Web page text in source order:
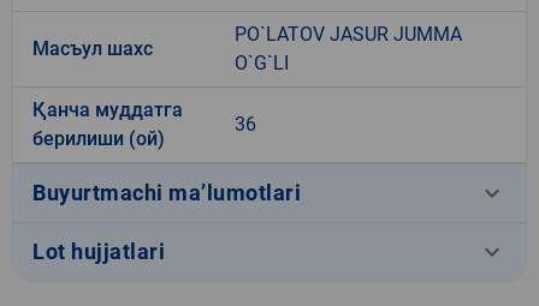
Масъул шахс
PO`LATOV JASUR JUMMA
O`G`LI
Қанча муддатга
берилиши (ой)
36
Buyurtmachi ma’lumotlari keyboard_arrow_down
Lot hujjatlari keyboard_arrow_down